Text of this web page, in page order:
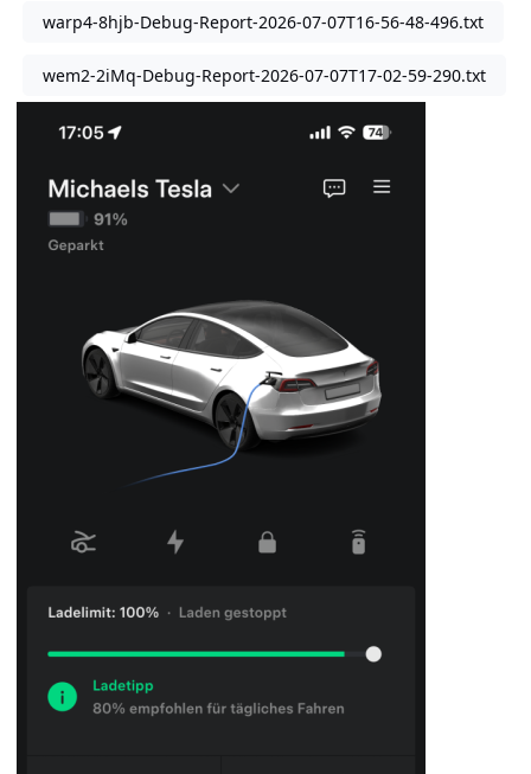
warp4-8hjb-Debug-Report-2026-07-07T16-56-48-496.txt
wem2-2iMq-Debug-Report-2026-07-07T17-02-59-290.txt